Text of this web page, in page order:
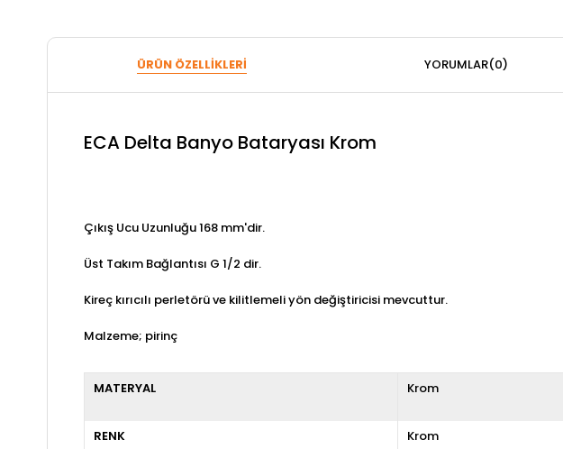
ÜRÜN ÖZELLIKLERI YORUMLAR(0)
ECA Delta Banyo Bataryası Krom
Çıkış Ucu Uzunluğu 168 mm'dir.
Üst Takım Bağlantısı G 1/2 dir.
Kireç kırıcılı perletörü ve kilitlemeli yön değiştiricisi mevcuttur.
Malzeme; pirinç
MATERYAL Krom
RENK Krom